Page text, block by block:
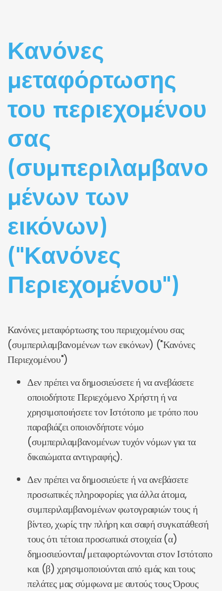
Κανόνες
μεταφόρτωσης
του περιεχομένου
σας
(συμπεριλαμβανο
μένων των
εικόνων)
("Κανόνες
Περιεχομένου")
Κανόνες μεταφόρτωσης του περιεχομένου σας
(συμπεριλαμβανομένων των εικόνων) ("Κανόνες
Περιεχομένου")
Δεν πρέπει να δημοσιεύσετε ή να ανεβάσετε
οποιοδήποτε Περιεχόμενο Χρήστη ή να
χρησιμοποιήσετε τον Ιστότοπο με τρόπο που
παραβιάζει οποιονδήποτε νόμο
(συμπεριλαμβανομένων τυχόν νόμων για τα
δικαιώματα αντιγραφής).
Δεν πρέπει να δημοσιεύετε ή να ανεβάσετε
προσωπικές πληροφορίες για άλλα άτομα,
συμπεριλαμβανομένων φωτογραφιών τους ή
βίντεο, χωρίς την πλήρη και σαφή συγκατάθεσή
τους ότι τέτοια προσωπικά στοιχεία (α)
δημοσιεύονται/μεταφορτώνονται στον Ιστότοπο
και (β) χρησιμοποιούνται από εμάς και τους
πελάτες μας σύμφωνα με αυτούς τους Όρους